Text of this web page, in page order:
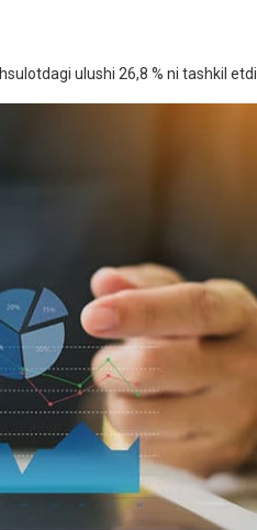
ulushi 26,8 % ni tashkil etdi.